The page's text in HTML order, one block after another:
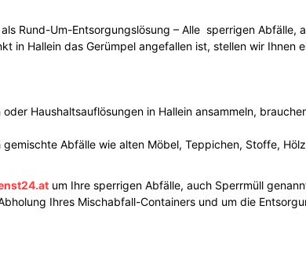
Rund-Um-Entsorgungslösung – Alle sperrigen Abfälle,
in Hallein das Gerümpel angefallen ist, stellen wir Ihnen
Haushaltsauflösungen in Hallein ansammeln,
Abfälle wie alten Möbel, Teppichen, Stoffe,
um Ihre sperrigen Abfälle, auch Sperrmüll
Ihres Mischabfall-Containers und um die